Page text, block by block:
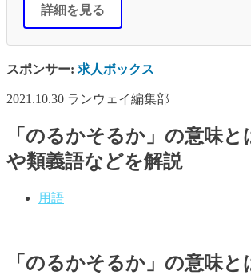
詳細を見る
スポンサー: 求人ボックス
2021.10.30 ランウェイ編集部
「のるかそるか」の意味と
や類義語などを解説
用語
「のるかそるか」の意味と